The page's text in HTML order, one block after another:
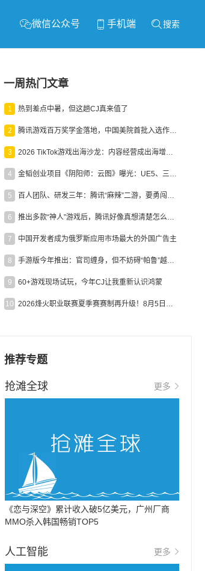
微信公众号 手机端 搜索
一周热门文章
1 热到差点中暑，但这趟CJ真来值了
2 腾讯游戏百万奖学金落地，中国美院首批入选作品获业内关注
3 2026 TikTok游戏出海沙龙：内容经营成出海增长新引擎
4 金韬创业项目《阴阳师：云图》曝光：UE5、三端互通、ARPG
5 百人团队、研发三年：腾讯“麻辣”二游，要勇闯男性恋爱市场
6 推出多款“神人”游戏后，腾讯好像真想清楚怎么做二次元了
7 中国开发者成为俄罗斯应用市场最大的外国广告主
8 手游版今年推出：官司缠身，但不妨碍“帕鲁”越来越火
9 60+游戏现场试玩，今年CJ让我重新认识鸿蒙
10 2026烽火职业联赛夏季赛赛制再升级！8月5日起24支战队集结开战！
推荐专题
抢滩全球 更多
《恋与深空》累计收入破5亿美元，广州厂商
MMO杀入韩国畅销TOP5
人工智能 更多